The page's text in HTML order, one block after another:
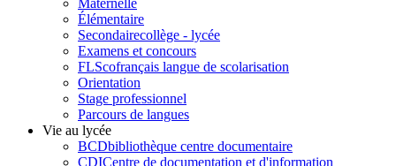
Maternelle
Élémentaire
Secondairecollège - lycée
Examens et concours
FLScofrançais langue de scolarisation
Orientation
Stage professionnel
Parcours de langues
Vie au lycée
BCDbibliothèque centre documentaire
CDICentre de documentation et d'information